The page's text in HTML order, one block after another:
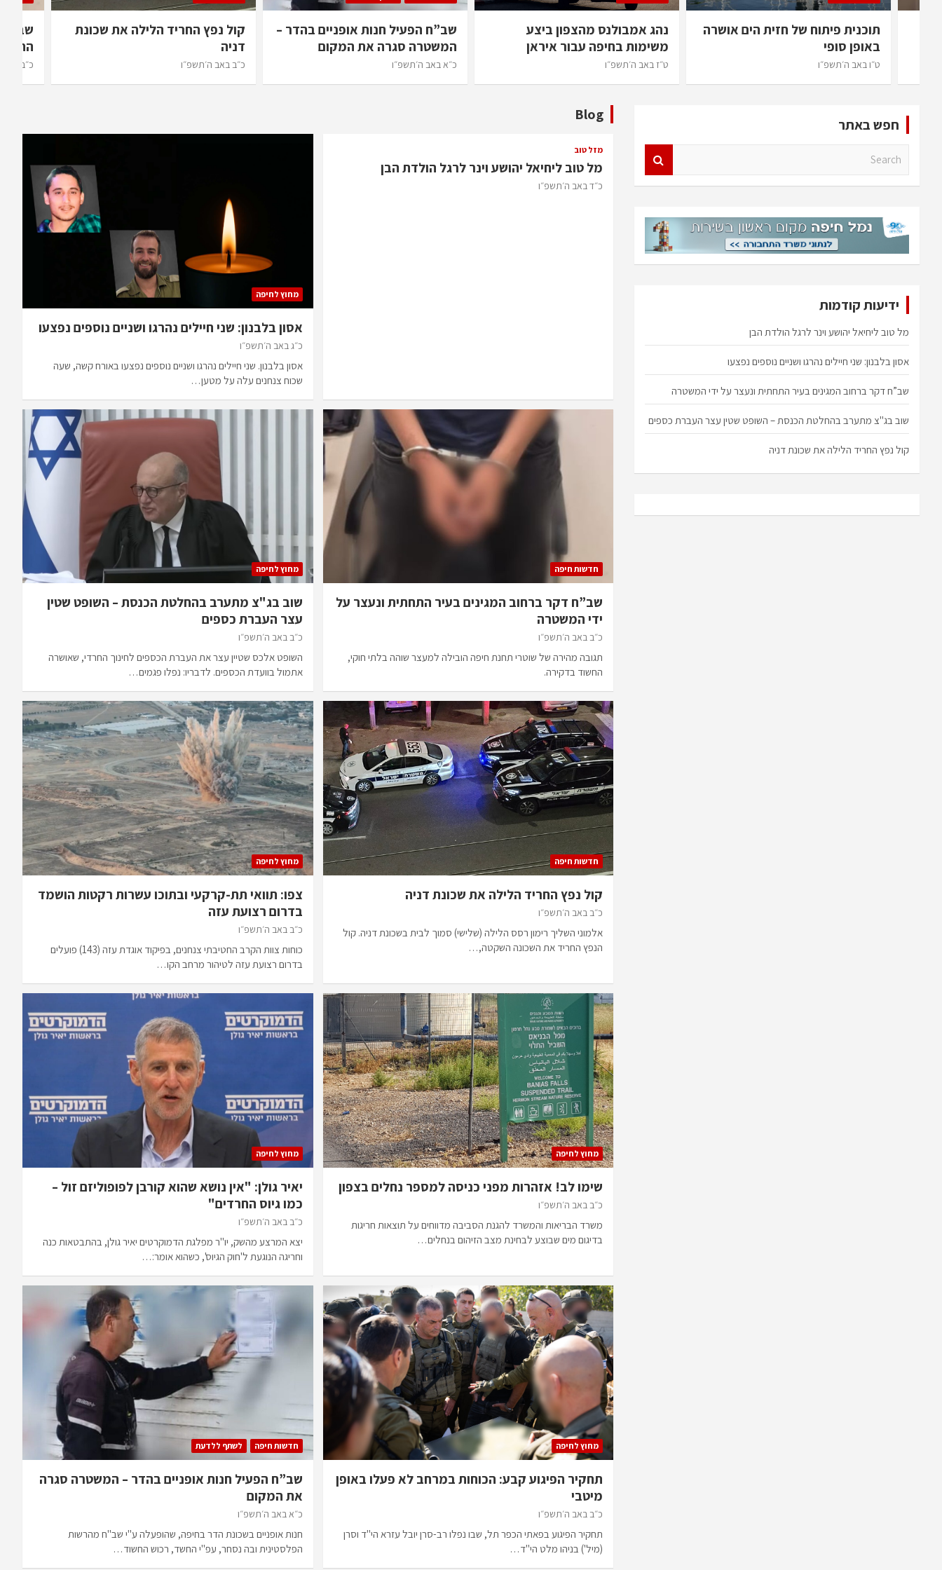
שב”ח
כ״ב באב
קול נפץ החריד הלילה את שכונת
דניה
כ״ב באב ה׳תשפ״ו
שב”ח הפעיל חנות אופניים בהדר –
המשטרה סגרה את המקום
כ״א באב ה׳תשפ״ו
נהג אמבולנס מהצפון ביצע
משימות בחיפה עבור איראן
ט״ז באב ה׳תשפ״ו
תוכנית פיתוח של חזית הים אושרה
באופן סופי
ט״ו באב ה׳תשפ״ו
Blog
מזל טוב
מל טוב ליחיאל יהושע וינר לרגל הולדת הבן
כ״ד באב ה׳תשפ״ו
מחוץ לחיפה
אסון בלבנון: שני חיילים נהרגו ושניים נוספים נפצעו
כ״ג באב ה׳תשפ״ו
אסון בלבנון. שני חיילים נהרגו ושניים נוספים נפצעו באורח קשה, שעה
שכוח צנחנים עלה על מטען…
חדשות חיפה
שב”ח דקר ברחוב המגינים בעיר התחתית ונעצר על
ידי המשטרה
כ״ב באב ה׳תשפ״ו
תגובה מהירה של שוטרי תחנת חיפה הובילה למעצר שוהה בלתי חוקי,
החשוד בדקירה.
מחוץ לחיפה
שוב בג"צ מתערב בהחלטת הכנסת – השופט שטין
עצר העברת כספים
כ״ב באב ה׳תשפ״ו
השופט אלכס שטיין עצר את העברת הכספים לחינוך החרדי, שאושרה
אתמול בוועדת הכספים. לדבריו: נפלו פגמים…
חדשות חיפה
קול נפץ החריד הלילה את שכונת דניה
כ״ב באב ה׳תשפ״ו
אלמוני השליך רימון רסס הלילה (שלישי) סמוך לבית בשכונת דניה. קול
הנפץ החריד את השכונה השקטה,…
מחוץ לחיפה
צפו: תוואי תת-קרקעי ובתוכו עשרות רקטות הושמד
בדרום רצועת עזה
כ״ב באב ה׳תשפ״ו
כוחות צוות הקרב החטיבתי צנחנים, בפיקוד אוגדת עזה (143) פועלים
בדרום רצועת עזה לטיהור מרחב הקו…
מחוץ לחיפה
שימו לב! אזהרות מפני כניסה למספר נחלים בצפון
כ״ב באב ה׳תשפ״ו
משרד הבריאות והמשרד להגנת הסביבה מדווחים על תוצאות חריגות
בדיגום מים שבוצע לבחינת מצב הזיהום בנחלים…
מחוץ לחיפה
יאיר גולן: "אין נושא שהוא קורבן לפופוליזם זול –
כמו גיוס החרדים"
כ״ב באב ה׳תשפ״ו
יצא המרצע מהשק, יו"ר מפלגת הדמוקרטים יאיר גולן, בהתבטאות כנה
וחריגה הנוגעת ל'חוק הגיוס', כשהוא אומר:…
מחוץ לחיפה
תחקיר הפיגוע קבע: הכוחות במרחב לא פעלו באופן
מיטבי
כ״ב באב ה׳תשפ״ו
תחקיר הפיגוע בפאתי הכפר תל, שבו נפלו רב-סרן יובל עזרא הי"ד וסרן
(מיל') בניהו מלט הי"ד…
חדשות חיפה לשתף ללדעת
שב”ח הפעיל חנות אופניים בהדר – המשטרה סגרה
את המקום
כ״א באב ה׳תשפ״ו
חנות אופניים בשכונת הדר בחיפה, שהופעלה ע"י שב"ח מהרשות
הפלסטינית ובה נסחר, עפ"י החשד, רכוש החשוד…
חפש באתר
h
ידיעות קודמות
מל טוב ליחיאל יהושע וינר לרגל הולדת הבן
אסון בלבנון: שני חיילים נהרגו ושניים נוספים נפצעו
שב”ח דקר ברחוב המגינים בעיר התחתית ונעצר על ידי המשטרה
שוב בג"צ מתערב בהחלטת הכנסת – השופט שטין עצר העברת כספים
קול נפץ החריד הלילה את שכונת דניה